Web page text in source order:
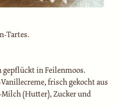
Tartes.
in Feilenmoos.
frisch gekocht aus
(Hutter), Zucker und